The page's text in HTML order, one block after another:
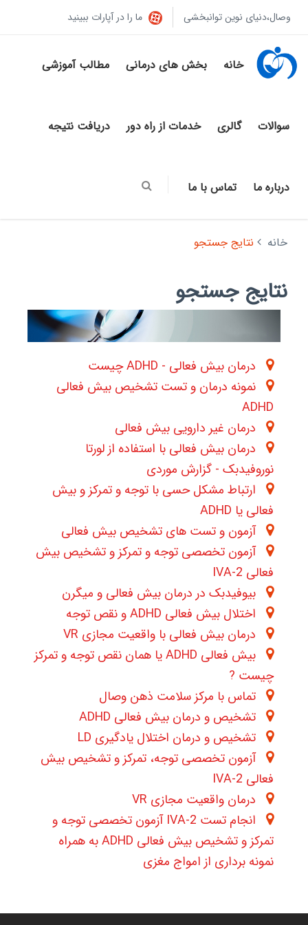
وصال،دنیای نوین توانبخشی ما را در آپارات ببینید
خانه بخش های درمانی مطالب آموزشی
سوالات گالری خدمات از راه دور دریافت نتیجه
درباره ما تماس با ما
خانه نتایج جستجو
نتایج جستجو
درمان بیش فعالی - ADHD چیست
نمونه درمان و تست تشخیص بیش فعالی
ADHD
درمان غیر دارویی بیش فعالی
درمان بیش فعالی با استفاده از لورتا
نوروفیدبک - گزارش موردی
ارتباط مشکل حسی با توجه و تمرکز و بیش
فعالی یا ADHD
آزمون و تست های تشخیص بیش فعالی
آزمون تخصصی توجه و تمرکز و تشخیص بیش
فعالی IVA-2
بیوفیدبک در درمان بیش فعالی و میگرن
اختلال بیش فعالی ADHD و نقص توجه
درمان بیش فعالی با واقعیت مجازی VR
بیش فعالی ADHD یا همان نقص توجه و تمرکز
چیست ?
تماس با مرکز سلامت ذهن وصال
تشخیص و درمان بیش فعالی ADHD
تشخیص و درمان اختلال یادگیری LD
آزمون تخصصی توجه، تمرکز و تشخیص بیش
فعالی IVA-2
درمان واقعیت مجازی VR
انجام تست IVA-2 آزمون تخصصی توجه و
تمرکز و تشخیص بیش فعالی ADHD به همراه
نمونه برداری از امواج مغزی